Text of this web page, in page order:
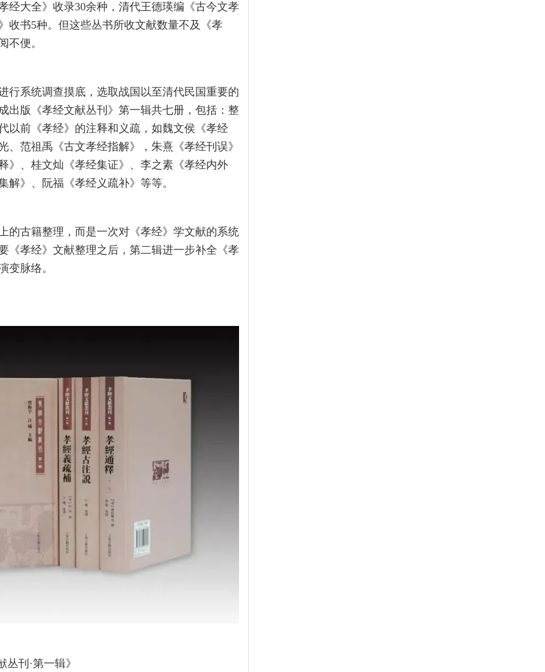
经大全》收录30余种，清代王德瑛编《古今文孝
收书5种。但这些丛书所收文献数量不及《孝
不便。
行系统调查摸底，选取战国以至清代民国重要的
出版《孝经文献丛刊》第一辑共七册，包括：整
以前《孝经》的注释和义疏，如魏文侯《孝经
范祖禹《古文孝经指解》，朱熹《孝经刊误》
》、桂文灿《孝经集证》、李之素《孝经内外
》、阮福《孝经义疏补》等等。
的古籍整理，而是一次对《孝经》学文献的系统
《孝经》文献整理之后，第二辑进一步补全《孝
变脉络。
丛刊·第一辑》